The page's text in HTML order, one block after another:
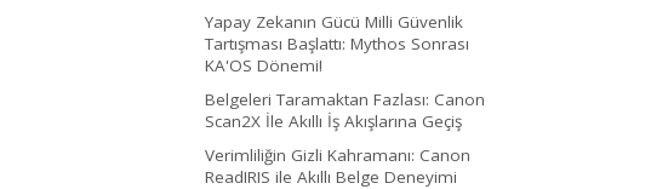
Yapay Zekanın Gücü Milli Güvenlik
Tartışması Başlattı: Mythos Sonrası
KA'OS Dönemi!
Belgeleri Taramaktan Fazlası: Canon
Scan2X İle Akıllı İş Akışlarına Geçiş
Verimliliğin Gizli Kahramanı: Canon
ReadIRIS ile Akıllı Belge Deneyimi